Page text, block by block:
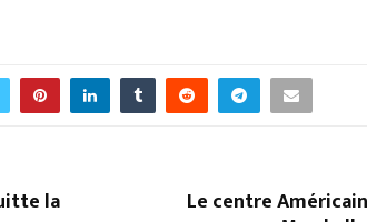
la Le centre